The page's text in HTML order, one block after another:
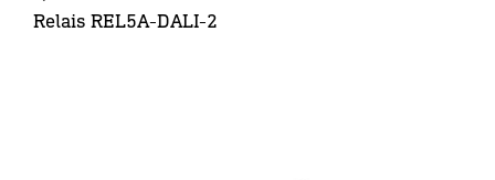
Relais REL5A-DALI-2